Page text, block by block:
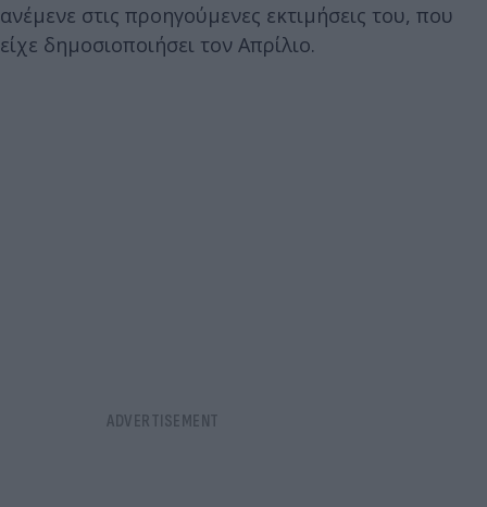
ανέμενε στις προηγούμενες εκτιμήσεις του, που
είχε δημοσιοποιήσει τον Απρίλιο.